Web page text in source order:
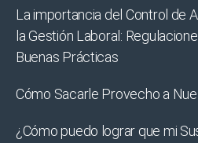
La importancia del Control de
la Gestión Laboral:
Buenas Prácticas
Cómo Sacarle Provecho a
¿Cómo puedo lograr que mi